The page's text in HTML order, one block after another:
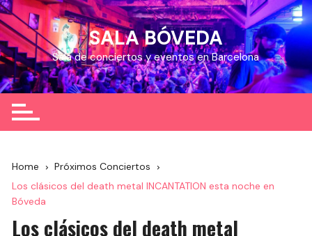
Skip
to
content
SALA BÓVEDA
Sala de conciertos y eventos en Barcelona
Home
Próximos Conciertos
Los clásicos del death metal INCANTATION esta noche en
Bóveda
Los clásicos del death metal